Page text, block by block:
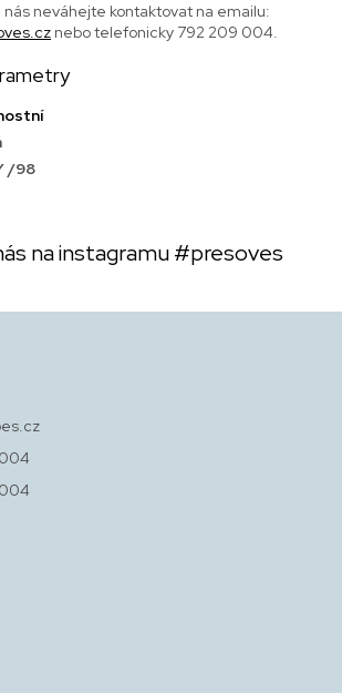
neváhejte kontaktovat na emailu:
nebo telefonicky 792 209 004.
/98
na instagramu#presoves